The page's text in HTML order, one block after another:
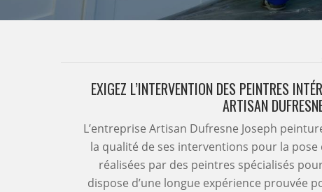
EXIGEZ L’INTERVENTION DES PEINTRES
ARTISAN
L’entreprise Artisan Dufresne Joseph
la qualité de ses interventions pour la
réalisées par des peintres spécialisés
dispose d’une longue expérience prouvée